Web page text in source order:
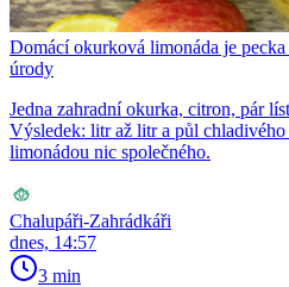
Domácí okurková limonáda je
úrody
Jedna zahradní okurka, citron, pár
Výsledek: litr až litr a půl
limonádou nic společného.
Chalupáři-Zahrádkáři
dnes, 14:57
3 min